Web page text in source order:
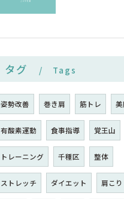
タグ Tags
姿勢改善 巻き肩 筋トレ 美
有酸素運動 食事指導 覚王山
トレーニング 千種区 整体
ストレッチ ダイエット 肩こり